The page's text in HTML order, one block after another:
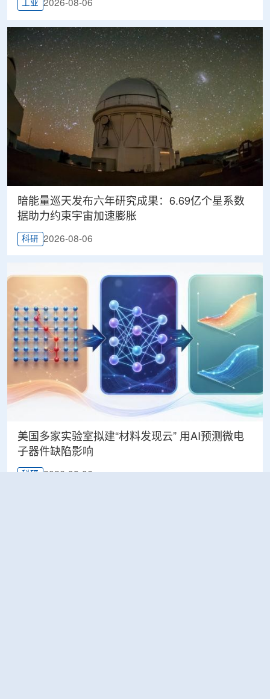
工业 2026-08-06
暗能量巡天发布六年研究成果：6.69亿个星系数
据助力约束宇宙加速膨胀
科研 2026-08-06
美国多家实验室拟建“材料发现云” 用AI预测微电
子器件缺陷影响
科研 2026-08-06